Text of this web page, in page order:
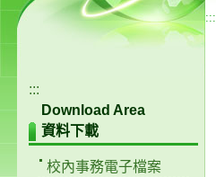
:::
:::
Download Area
資料下載
校內事務電子檔案